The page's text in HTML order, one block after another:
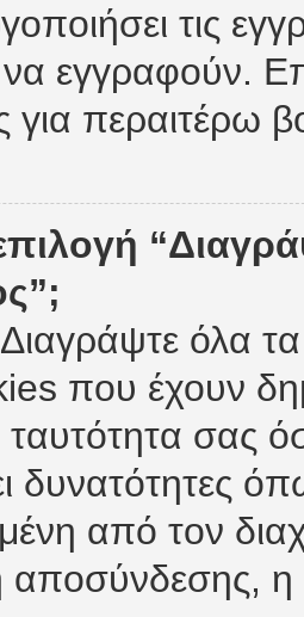
τις
εγγραφούν.
για περαιτέρω
όλα
που έχουν
ταυτότητα σας
δυνατότητες
από τον
αποσύνδεσης, η